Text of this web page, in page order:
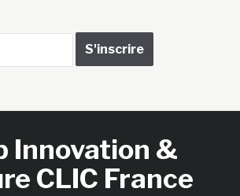
Innovation &
CLIC France